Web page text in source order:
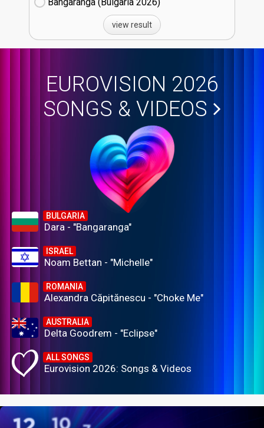
view result
EUROVISION 2026
SONGS & VIDEOS
BULGARIA
Dara - "Bangaranga"
ISRAEL
Noam Bettan - "Michelle"
ROMANIA
Alexandra Căpitănescu - "Choke Me"
AUSTRALIA
Delta Goodrem - "Eclipse"
ALL SONGS
Eurovision 2026: Songs & Videos